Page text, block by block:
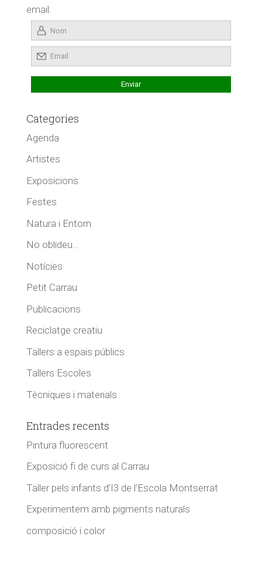
email.
Categories
Agenda
Artistes
Exposicions
Festes
Natura i Entorn
No oblideu…
Notícies
Petit Carrau
Publicacions
Reciclatge creatiu
Tallers a espais públics
Tallers Escoles
Tècniques i materials
Entrades recents
Pintura fluorescent
Exposició fi de curs al Carrau
Taller pels infants d’I3 de l’Escola Montserrat
Experimentem amb pigments naturals
composició i color